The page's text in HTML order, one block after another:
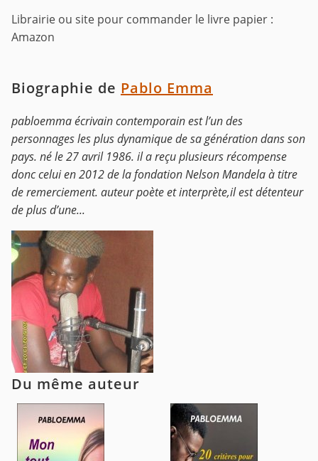
Librairie ou site pour commander le livre papier :
Amazon
Biographie de Pablo Emma
pabloemma écrivain contemporain est l’un des
personnages les plus dynamique de sa génération dans son
pays. né le 27 avril 1986. il a reçu plusieurs récompense
donc celui en 2012 de la fondation Nelson Mandela à titre
de remerciement. auteur poète et interprète,il est détenteur
de plus d’une...
Du même auteur